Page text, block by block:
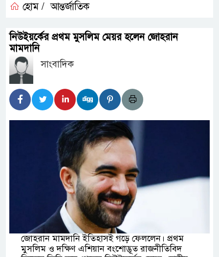
মাছে মিলল মাইক্রোপ্লাস্টিক, বেশি কই মাছে
ব্যবসায়িক অগ্রযাত্রায় নতুন অধ্যায়
স্থিতিশীল সরকার,প্রবাসীদের বিনিয়োগের এখনই
স্থিতিশীল সরকার,প্রবাসীদের বিনিয়োগের এখনই
নিচে গাঁজার ড্রাম, মাদক কারবারি আটক
বাজেট সংশোধনের দাবিতে ফরিদগঞ্জে অহিংস
অবৈধ লেনদেনে জড়িয়ে পড়ছে স্থানীয় বিকাশ
নদীতে যৌথ অভিযানে ৩টি অবৈধ বাঁধা জাল জব্দ
হোম / আন্তর্জাতিক
নিউইয়র্কের প্রথম মুসলিম মেয়র হলেন জোহরান
মামদানি
সাংবাদিক
জোহরান মামদানি ইতিহাসই গড়ে ফেললেন। প্রথম
মুসলিম ও দক্ষিণ এশিয়ান বংশোদ্ভূত রাজনীতিবিদ